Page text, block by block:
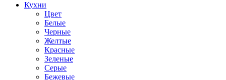
Кухни
Цвет
Белые
Черные
Желтые
Красные
Зеленые
Серые
Бежевые